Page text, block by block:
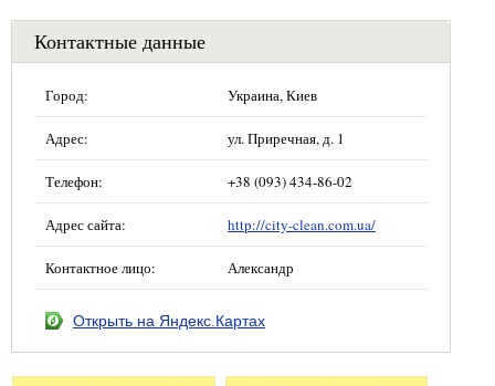
Контактные данные
Город: Украина, Киев
Адрес: ул. Приречная, д. 1
Телефон: +38 (093) 434-86-02
Адрес сайта: http://city-clean.com.ua/
Контактное лицо: Александр
Открыть на Яндекс.Картах